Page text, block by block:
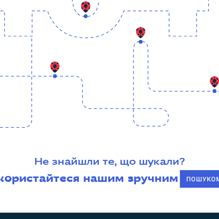
Не знайшли те, що шукали?
нашим зручним